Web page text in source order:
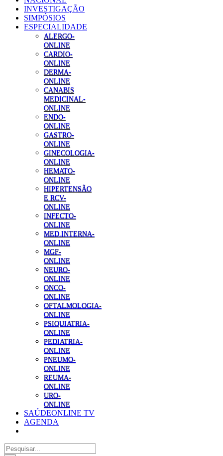
INVESTIGAÇÃO
SIMPÓSIOS
ESPECIALIDADE
ALERGO-
ONLINE
CARDIO-
ONLINE
DERMA-
ONLINE
CANABIS
MEDICINAL-
ONLINE
ENDO-
ONLINE
GASTRO-
ONLINE
GINECOLOGIA-
ONLINE
HEMATO-
ONLINE
HIPERTENSÃO
E RCV-
ONLINE
INFECTO-
ONLINE
MED.INTERNA-
ONLINE
MGF-
ONLINE
NEURO-
ONLINE
ONCO-
ONLINE
OFTALMOLOGIA-
ONLINE
PSIQUIATRIA-
ONLINE
PEDIATRIA-
ONLINE
PNEUMO-
ONLINE
REUMA-
ONLINE
URO-
ONLINE
SAÚDEONLINE TV
AGENDA
Pesquisar